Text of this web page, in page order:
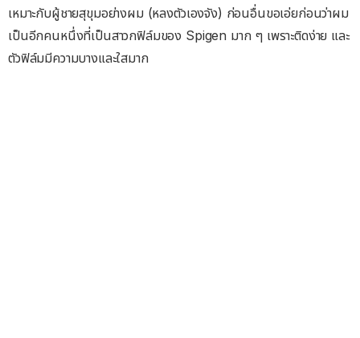
เหมาะกับผู้ชายสุขุมอย่างผม (หลงตัวเองจัง) ก่อนอื่นขอเอ่ยก่อนว่าผม
เป็นอีกคนหนึ่งที่เป็นสาวกฟิล์มของ Spigen มาก ๆ เพราะติดง่าย และ
ตัวฟิล์มมีความบางและใสมาก